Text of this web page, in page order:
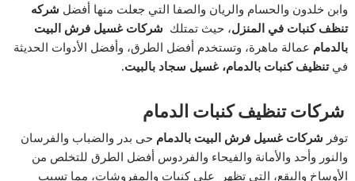
وابن خلدون والحسام والريان والصفا التي جعلت منها أفضل شركه
تنظف كنبات في المنزل، حيث تمتلك شركات غسيل فرش البيت
بالدمام عمالة ماهرة، وتستخدم أفضل الطرق، وأفضل الأدوات الحديثة
فيتنظيف كنبات بالدمام، غسيل سجاد بالبيت.
شركات تنظيف كنبات الدمام
توفر شركات غسيل فرش البيت بالدمام حى بدر والضباب والفرسان
والنور وأحد والأمانة والفيحاء والفردوس أفضل الطرق للتخلص من
الأوساخ والبقع، التي تظهر على كنبات والمفروشات، مما تسبب